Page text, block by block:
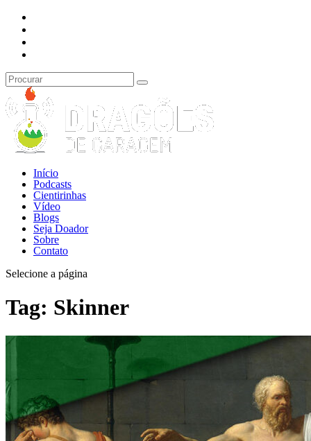
Início
Podcasts
Cientirinhas
Vídeo
Blogs
Seja Doador
Sobre
Contato
Selecione a página
Tag: Skinner